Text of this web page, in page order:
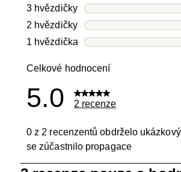
3 hvězdičkyhvězdičky
2 hvězdičkyhvězdičky
1 hvězdičkahvězdičky
Celkové hodnocení
5.0 2 recenze
0 z 2 recenzentů obdrželo
se zúčastnilo propagace